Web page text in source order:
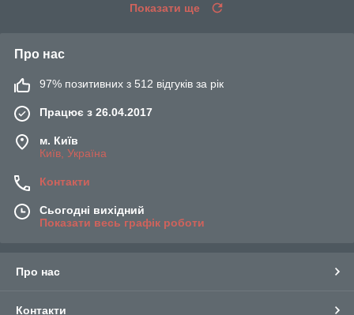
Показати ще
Про нас
97% позитивних з 512 відгуків за рік
Працює з 26.04.2017
м. Київ
Київ, Україна
Контакти
Сьогодні вихідний
Показати весь графік роботи
Про нас
Контакти